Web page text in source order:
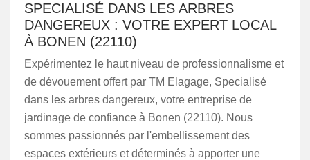
SPECIALISÉ DANS LES ARBRES
DANGEREUX : VOTRE EXPERT LOCAL
À BONEN (22110)
Expérimentez le haut niveau de professionnalisme et
de dévouement offert par TM Elagage, Specialisé
dans les arbres dangereux, votre entreprise de
jardinage de confiance à Bonen (22110). Nous
sommes passionnés par l'embellissement des
espaces extérieurs et déterminés à apporter une